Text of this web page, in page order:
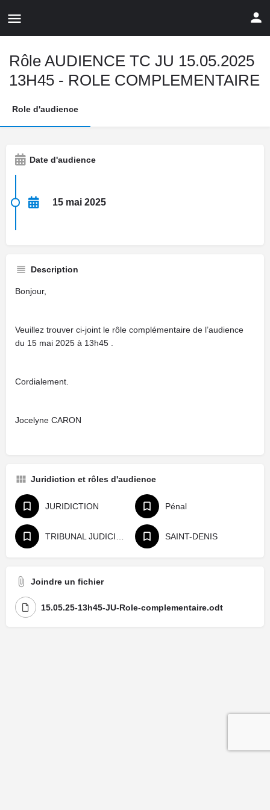
Rôle AUDIENCE TC JU 15.05.2025
13H45 - ROLE COMPLEMENTAIRE
Role d'audience
Date d'audience
15 mai 2025
Description
Bonjour,
Veuillez trouver ci-joint le rôle complémentaire de l’audience
du 15 mai 2025 à 13h45 .
Cordialement.
Jocelyne CARON
Juridiction et rôles d'audience
JURIDICTION Pénal
SAINT-DENIS
Joindre un fichier
15.05.25-13h45-JU-Role-complementaire.odt